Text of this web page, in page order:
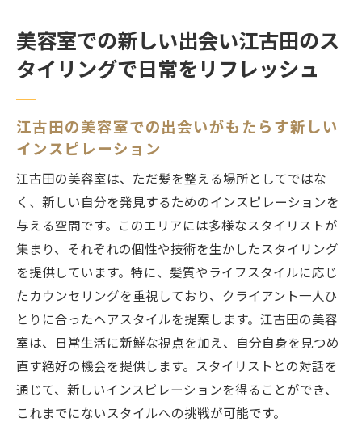
美容室での新しい出会い江古田のス
タイリングで日常をリフレッシュ
江古田の美容室での出会いがもたらす新しい
インスピレーション
江古田の美容室は、ただ髪を整える場所としてではな
く、新しい自分を発見するためのインスピレーションを
与える空間です。このエリアには多様なスタイリストが
集まり、それぞれの個性や技術を生かしたスタイリング
を提供しています。特に、髪質やライフスタイルに応じ
たカウンセリングを重視しており、クライアント一人ひ
とりに合ったヘアスタイルを提案します。江古田の美容
室は、日常生活に新鮮な視点を加え、自分自身を見つめ
直す絶好の機会を提供します。スタイリストとの対話を
通じて、新しいインスピレーションを得ることができ、
これまでにないスタイルへの挑戦が可能です。